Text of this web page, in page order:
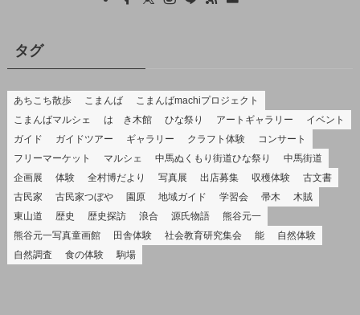
タグ
あちこち散歩 こまんば
こまんばmachiプロジェクト
こまんばマルシェ
はゝき木館 ひな祭り アートギャラリー
イベント
ガイド
ガイドツアー ギャラリー クラフト体験
コンサート
フリーマーケット
マルシェ 中馬ぬくもり街道ひな祭り
中馬街道
企画展
体験 全村博だより 写真展 出店募集 収穫体験
古文書
古民家
古民家つぼや 園原 地域ガイド 学習会 帚木
木賊
東山道
歴史 歴史探訪 浪合 源氏物語
熊谷元一
熊谷元一写真童画館
田舎体験 社会教育研究集会 能
自然体験
自然調査
食の体験 駒場